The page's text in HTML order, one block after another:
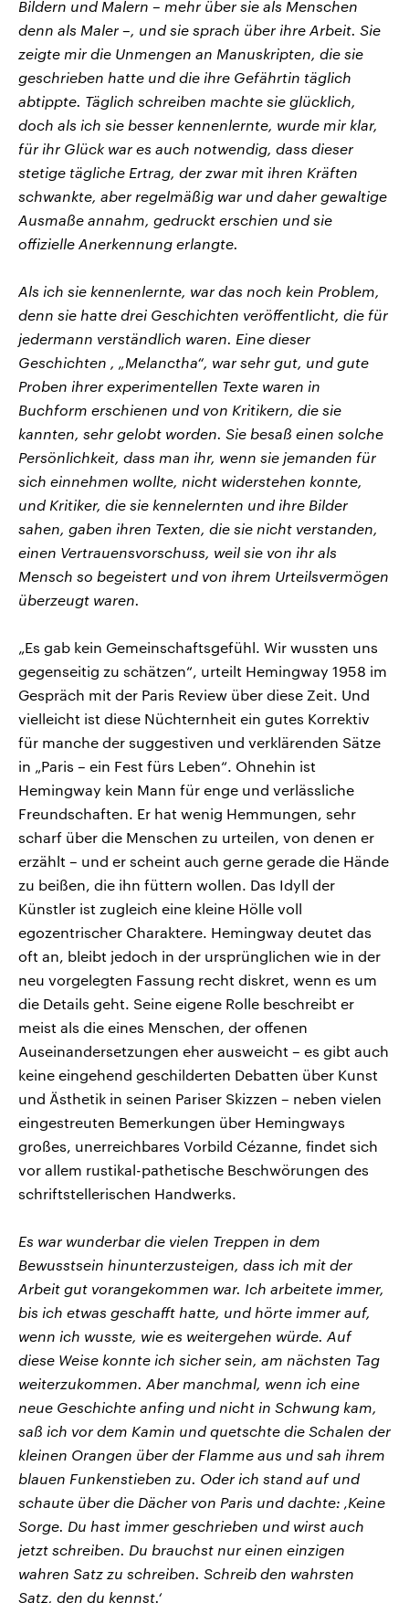
Bildern und Malern – mehr über sie als Menschen
denn als Maler –, und sie sprach über ihre Arbeit. Sie
zeigte mir die Unmengen an Manuskripten, die sie
geschrieben hatte und die ihre Gefährtin täglich
abtippte. Täglich schreiben machte sie glücklich,
doch als ich sie besser kennenlernte, wurde mir klar,
für ihr Glück war es auch notwendig, dass dieser
stetige tägliche Ertrag, der zwar mit ihren Kräften
schwankte, aber regelmäßig war und daher gewaltige
Ausmaße annahm, gedruckt erschien und sie
offizielle Anerkennung erlangte.
Als ich sie kennenlernte, war das noch kein Problem,
denn sie hatte drei Geschichten veröffentlicht, die für
jedermann verständlich waren. Eine dieser
Geschichten , „Melanctha“, war sehr gut, und gute
Proben ihrer experimentellen Texte waren in
Buchform erschienen und von Kritikern, die sie
kannten, sehr gelobt worden. Sie besaß einen solche
Persönlichkeit, dass man ihr, wenn sie jemanden für
sich einnehmen wollte, nicht widerstehen konnte,
und Kritiker, die sie kennelernten und ihre Bilder
sahen, gaben ihren Texten, die sie nicht verstanden,
einen Vertrauensvorschuss, weil sie von ihr als
Mensch so begeistert und von ihrem Urteilsvermögen
überzeugt waren.
„Es gab kein Gemeinschaftsgefühl. Wir wussten uns
gegenseitig zu schätzen“, urteilt Hemingway 1958 im
Gespräch mit der Paris Review über diese Zeit. Und
vielleicht ist diese Nüchternheit ein gutes Korrektiv
für manche der suggestiven und verklärenden Sätze
in „Paris – ein Fest fürs Leben“. Ohnehin ist
Hemingway kein Mann für enge und verlässliche
Freundschaften. Er hat wenig Hemmungen, sehr
scharf über die Menschen zu urteilen, von denen er
erzählt – und er scheint auch gerne gerade die Hände
zu beißen, die ihn füttern wollen. Das Idyll der
Künstler ist zugleich eine kleine Hölle voll
egozentrischer Charaktere. Hemingway deutet das
oft an, bleibt jedoch in der ursprünglichen wie in der
neu vorgelegten Fassung recht diskret, wenn es um
die Details geht. Seine eigene Rolle beschreibt er
meist als die eines Menschen, der offenen
Auseinandersetzungen eher ausweicht – es gibt auch
keine eingehend geschilderten Debatten über Kunst
und Ästhetik in seinen Pariser Skizzen – neben vielen
eingestreuten Bemerkungen über Hemingways
großes, unerreichbares Vorbild Cézanne, findet sich
vor allem rustikal-pathetische Beschwörungen des
schriftstellerischen Handwerks.
Es war wunderbar die vielen Treppen in dem
Bewusstsein hinunterzusteigen, dass ich mit der
Arbeit gut vorangekommen war. Ich arbeitete immer,
bis ich etwas geschafft hatte, und hörte immer auf,
wenn ich wusste, wie es weitergehen würde. Auf
diese Weise konnte ich sicher sein, am nächsten Tag
weiterzukommen. Aber manchmal, wenn ich eine
neue Geschichte anfing und nicht in Schwung kam,
saß ich vor dem Kamin und quetschte die Schalen der
kleinen Orangen über der Flamme aus und sah ihrem
blauen Funkenstieben zu. Oder ich stand auf und
schaute über die Dächer von Paris und dachte: ‚Keine
Sorge. Du hast immer geschrieben und wirst auch
jetzt schreiben. Du brauchst nur einen einzigen
wahren Satz zu schreiben. Schreib den wahrsten
Satz, den du kennst.‘